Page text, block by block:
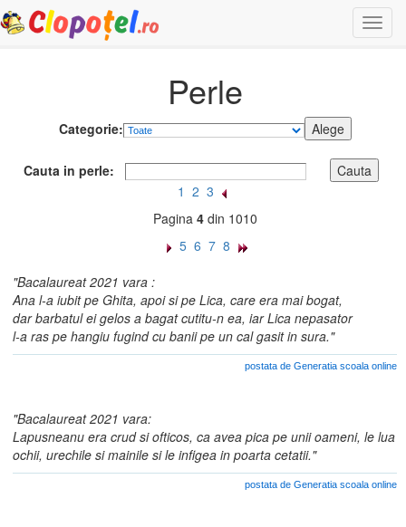
Perle
Categorie:
Cauta in perle:
1 2 3
Pagina 4din 1010
5 6 7 8
"Bacalaureat 2021 vara :
Ana l-a iubit pe Ghita, apoi si pe Lica, care era mai bogat,
dar barbatul ei gelos a bagat cutitu-n ea, iar Lica nepasator
l-a ras pe hangiu fugind cu banii pe un cal gasit in sura."
postata de Generatia scoala online
"Bacalaureat 2021 vara:
Lapusneanu era crud si ofticos, ca avea pica pe unii oameni, le lua
ochii, urechile si mainile si le infigea in poarta cetatii."
postata de Generatia scoala online